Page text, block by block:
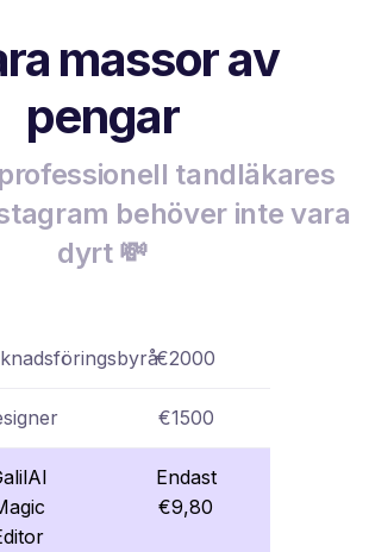
massor av
pengar
tandläkares
behöver inte vara
dyrt 💸
€2000
€1500
Endast
€9,80